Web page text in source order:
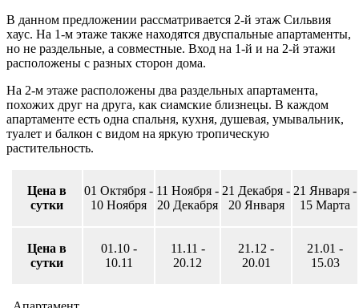
В данном предложении рассматривается 2-й этаж Сильвия
хаус. На 1-м этаже также находятся двуспальные апартаменты,
но не раздельные, а совместные. Вход на 1-й и на 2-й этажи
расположены с разных сторон дома.
На 2-м этаже расположены два раздельных апартамента,
похожих друг на друга, как сиамские близнецы. В каждом
апартаменте есть одна спальня, кухня, душевая, умывальник,
туалет и балкон с видом на яркую тропическую
растительность.
Цена в
сутки
01 Октября -
10 Ноября
11 Ноября -
20 Декабря
21 Декабря -
20 Января
21 Января -
15 Марта
Цена в
сутки
01.10 -
10.11
11.11 -
20.12
21.12 -
20.01
21.01 -
15.03